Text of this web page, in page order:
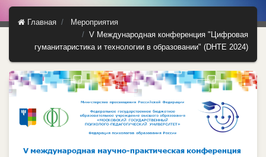
Главная
Мероприятия
V Международная конференция "Цифровая
гуманитаристика и технологии в образовании" (DHTE 2024)